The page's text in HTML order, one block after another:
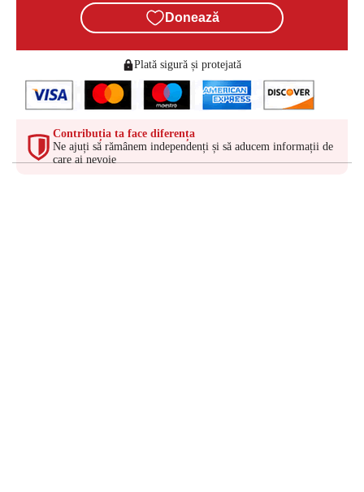
Donează
Plată sigură și protejată
Contribuția ta face diferența
Ne ajuți să rămânem independenți și să aducem informații de
care ai nevoie